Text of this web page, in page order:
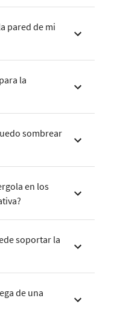
pared de mi
la
sombrear
en los
soportar la
de una